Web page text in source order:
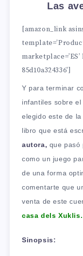
Las
[amazon_link
85d10a324336′]
Y para terminar
infantiles sobre
elegido este de
libro que está
autora, que pasó
como un juego
de una forma
comentarte que
venta de este
casa dels Xuklis.
Sinopsis: